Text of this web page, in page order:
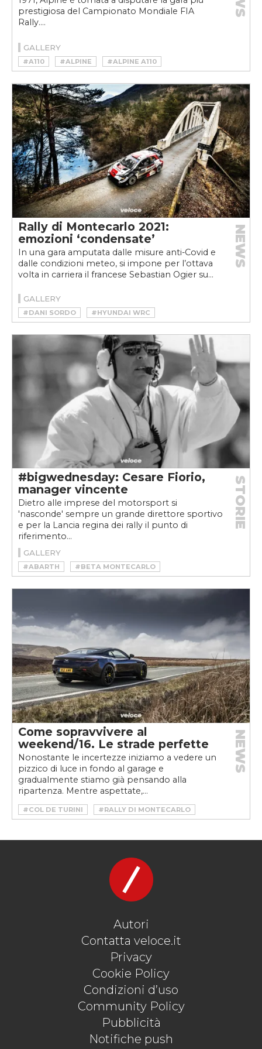
prestigiosa del Campionato Mondiale FIA
Rally....
GALLERY
#A110 #ALPINE
#ALPINE A110
#ALPINE A110 RALLY
#RALLY DI MONTECARLO
#RALLY DI MONTECARLO ALPINE
Rally di Montecarlo 2021:
emozioni ‘condensate’
In una gara amputata dalle misure anti-Covid e
dalle condizioni meteo, si impone per l’ottava
volta in carriera il francese Sebastian Ogier su...
NEWS
GALLERY
#DANI SORDO
#HYUNDAI WRC
#KALLE ROVAMPERA
#OTT TÄNAK
#PIRELLI
#RALLY
#RALLY DI MONTECARLO
#SEBASTIEN OGIER
#TANAK
#TOYOTA GAZOO RACING
#WRC
#WRC PLUS
#bigwednesday: Cesare Fiorio,
manager vincente
Dietro alle imprese del motorsport si
'nasconde' sempre un grande direttore sportivo
e per la Lancia regina dei rally il punto di
riferimento...
STORIE
GALLERY
#ABARTH
#BETA MONTECARLO
#CESARE FIORIO
#FERRARI
#FIAT 131 ABARTH
#FIAT ABARTH
#HIGH FIDELITY
#LANCIA BETA MONTECARLO
#LANCIA HF
#MUNARI
#RALLY
#RALLY DI MONTECARLO
#WRC
Come sopravvivere al
weekend/16. Le strade perfette
Nonostante le incertezze iniziamo a vedere un
pizzico di luce in fondo al garage e
gradualmente stiamo già pensando alla
ripartenza. Mentre aspettate,...
NEWS
#COL DE TURINI
#RALLY DI MONTECARLO
#ROADTRIP
#SHARQIYA COASTAL HIGHWAY
Autori
Contatta veloce.it
Privacy
Cookie Policy
Condizioni d’uso
Community Policy
Pubblicità
Notifiche push